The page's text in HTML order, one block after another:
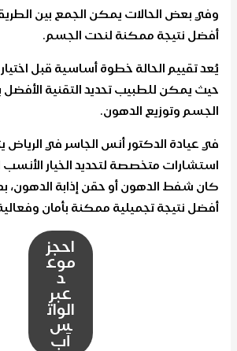
وفي بعض الحالات يمكن الجمع بين
أفضل نتيجة ممكنة لنحت الجسم.
يُعد تقييم الحالة خطوة أساسية قبل اختيار
حيث يمكن للطبيب تحديد التقنية
الجسم وتوزيع الدهون.
في عيادة الدكتور أنس الجاسر في الرياض
استشارات متخصصة لتحديد الخيار
كان شفط الدهون أو حقن إذابة الدهون،
أفضل نتيجة تجميلية ممكنة بأمان
احجز
موع
د
عبر
الوات
س
آب